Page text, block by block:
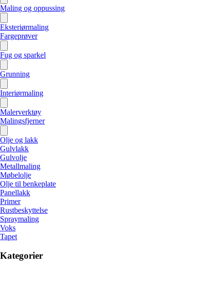
Maling og oppussing
Eksteriørmaling
Fargeprøver
Fug og sparkel
Grunning
Interiørmaling
Malerverktøy
Malingsfjerner
Olje og lakk
Gulvlakk
Gulvolje
Metallmaling
Møbelolje
Olje til benkeplate
Panellakk
Primer
Rustbeskyttelse
Spraymaling
Voks
Tapet
Kategorier